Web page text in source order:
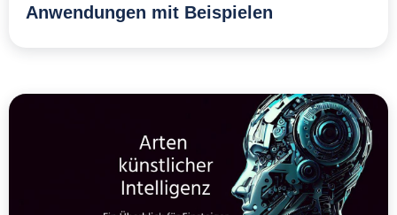
Anwendungen mit Beispielen